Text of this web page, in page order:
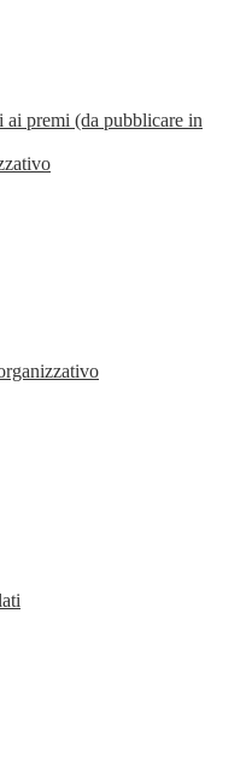
ai premi (da pubblicare in